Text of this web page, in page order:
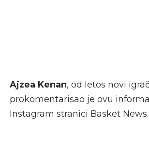
Ajzea Kenan, od letos novi
prokomentarisao je ovu
Instagram stranici Basket News.